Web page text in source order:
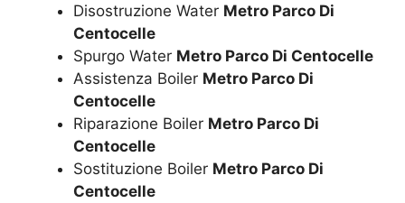
Disostruzione Water Metro Parco Di
Centocelle
Spurgo Water Metro Parco Di Centocelle
Assistenza Boiler Metro Parco Di
Centocelle
Riparazione Boiler Metro Parco Di
Centocelle
Sostituzione Boiler Metro Parco Di
Centocelle